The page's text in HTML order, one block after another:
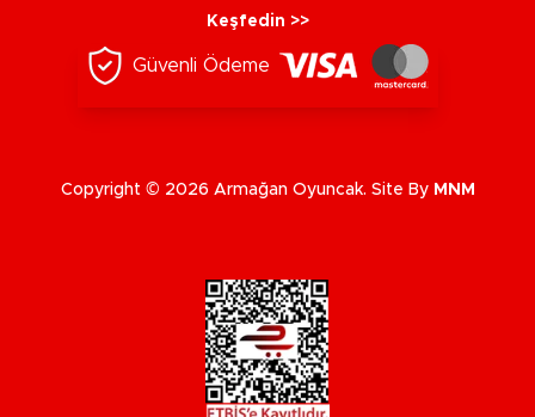
Keşfedin >>
Güvenli Ödeme
Copyright © 2026 Armağan Oyuncak. Site By MNM